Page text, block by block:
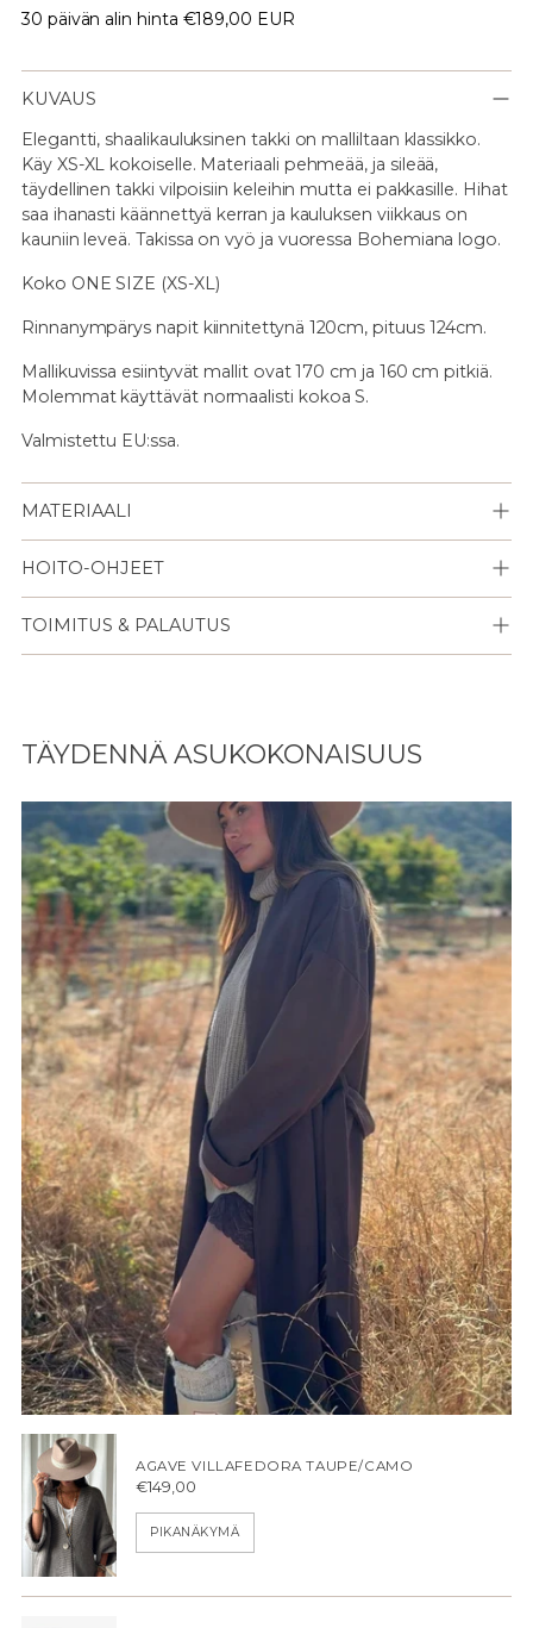
30 päivän alin hinta €189,00 EUR
KUVAUS
Elegantti, shaalikauluksinen takki on malliltaan klassikko.
Käy XS-XL kokoiselle. Materiaali pehmeää, ja sileää,
täydellinen takki vilpoisiin keleihin mutta ei pakkasille. Hihat
saa ihanasti käännettyä kerran ja kauluksen viikkaus on
kauniin leveä. Takissa on vyö ja vuoressa Bohemiana logo.
Koko ONE SIZE (XS-XL)
Rinnanympärys napit kiinnitettynä 120cm, pituus 124cm.
Mallikuvissa esiintyvät mallit ovat 170 cm ja 160 cm pitkiä.
Molemmat käyttävät normaalisti kokoa S.
Valmistettu EU:ssa.
MATERIAALI
HOITO-OHJEET
TOIMITUS & PALAUTUS
ostoskoriisi
TÄYDENNÄ ASUKOKONAISUUS
AGAVE VILLAFEDORA TAUPE/CAMO
€149,00
PIKANÄKYMÄ